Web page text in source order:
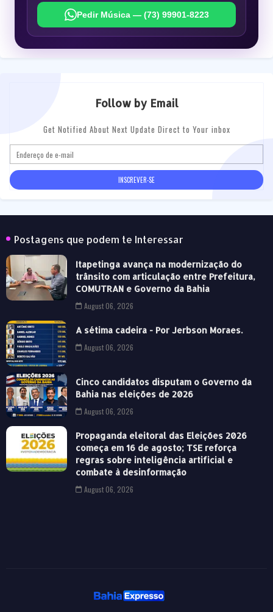
Pedir Música — (73) 99901-8223
Follow by Email
Get Notified About Next Update Direct to Your inbox
Postagens que podem te Interessar
Itapetinga avança na modernização do
trânsito com articulação entre Prefeitura,
COMUTRAN e Governo da Bahia
August 06, 2026
A sétima cadeira - Por Jerbson Moraes.
August 06, 2026
Cinco candidatos disputam o Governo da
Bahia nas eleições de 2026
August 06, 2026
Propaganda eleitoral das Eleições 2026
começa em 16 de agosto; TSE reforça
regras sobre inteligência artificial e
combate à desinformação
August 06, 2026